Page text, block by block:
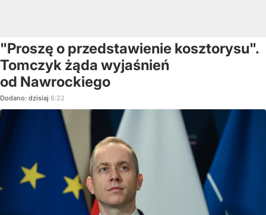
"Proszę o przedstawienie kosztorysu".
Tomczyk żąda wyjaśnień
od Nawrockiego
Dodano: dzisiaj 6:22